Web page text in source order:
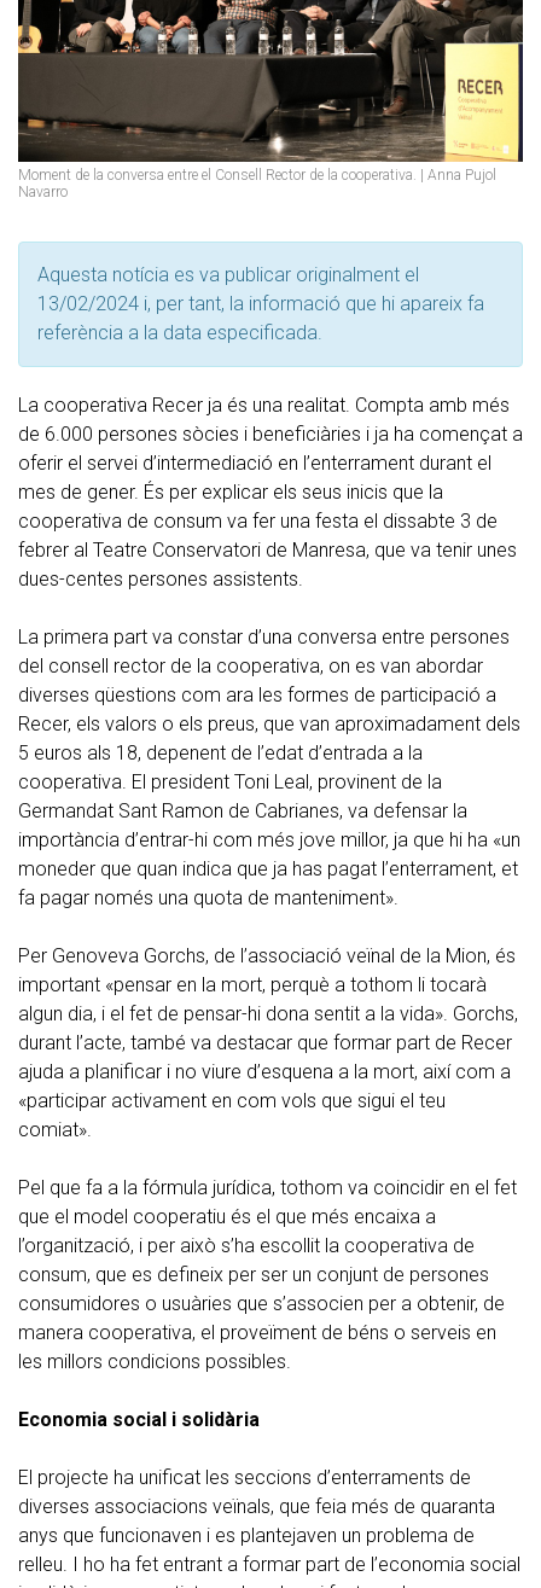
Moment de la conversa entre el Consell Rector de la cooperativa. | Anna Pujol
Navarro
Aquesta notícia es va publicar originalment el
13/02/2024 i, per tant, la informació que hi apareix fa
referència a la data especificada.
La cooperativa Recer ja és una realitat. Compta amb més
de 6.000 persones sòcies i beneficiàries i ja ha començat a
oferir el servei d’intermediació en l’enterrament durant el
mes de gener. És per explicar els seus inicis que la
cooperativa de consum va fer una festa el dissabte 3 de
febrer al Teatre Conservatori de Manresa, que va tenir unes
dues-centes persones assistents.
La primera part va constar d’una conversa entre persones
del consell rector de la cooperativa, on es van abordar
diverses qüestions com ara les formes de participació a
Recer, els valors o els preus, que van aproximadament dels
5 euros als 18, depenent de l’edat d’entrada a la
cooperativa. El president Toni Leal, provinent de la
Germandat Sant Ramon de Cabrianes, va defensar la
importància d’entrar-hi com més jove millor, ja que hi ha «un
moneder que quan indica que ja has pagat l’enterrament, et
fa pagar només una quota de manteniment».
Per Genoveva Gorchs, de l’associació veïnal de la Mion, és
important «pensar en la mort, perquè a tothom li tocarà
algun dia, i el fet de pensar-hi dona sentit a la vida». Gorchs,
durant l’acte, també va destacar que formar part de Recer
ajuda a planificar i no viure d’esquena a la mort, així com a
«participar activament en com vols que sigui el teu
comiat».
Pel que fa a la fórmula jurídica, tothom va coincidir en el fet
que el model cooperatiu és el que més encaixa a
l’organització, i per això s’ha escollit la cooperativa de
consum, que es defineix per ser un conjunt de persones
consumidores o usuàries que s’associen per a obtenir, de
manera cooperativa, el proveïment de béns o serveis en
les millors condicions possibles.
Economia social i solidària
El projecte ha unificat les seccions d’enterraments de
diverses associacions veïnals, que feia més de quaranta
anys que funcionaven i es plantejaven un problema de
relleu. I ho ha fet entrant a formar part de l’economia social